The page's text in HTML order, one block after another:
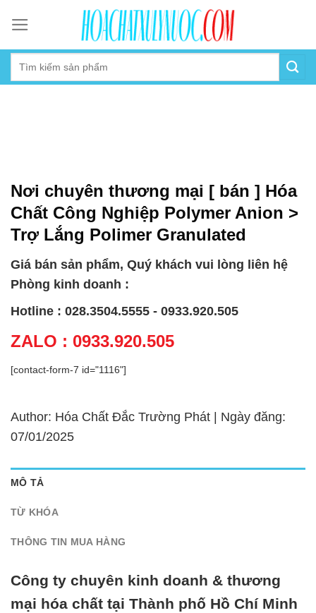
content
Nơi chuyên thương mại [ bán ] Hóa
Chất Công Nghiệp Polymer Anion >
Trợ Lắng Polimer Granulated
Giá bán sản phẩm, Quý khách vui lòng liên hệ
Phòng kinh doanh :
Hotline : 028.3504.5555 - 0933.920.505
ZALO : 0933.920.505
[contact-form-7 id="1116"]
Author: Hóa Chất Đắc Trường Phát | Ngày đăng:
07/01/2025
MÔ TẢ
TỪ KHÓA
THÔNG TIN MUA HÀNG
Công ty chuyên kinh doanh & thương
mại hóa chất tại Thành phố Hồ Chí Minh